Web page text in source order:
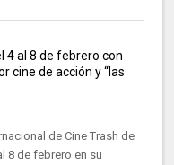
4 al 8 de febrero con
cine de acción y “las
de Cine Trash de
8 de febrero en su